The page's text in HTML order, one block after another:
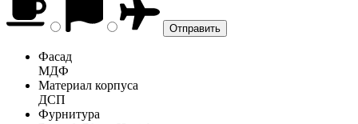
Фасад
МДФ
Материал корпуса
ДСП
Фурнитура